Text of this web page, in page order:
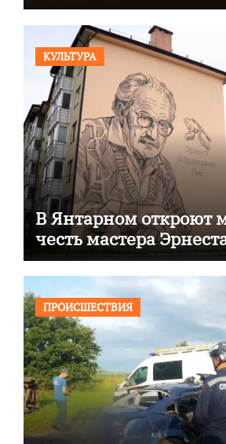
КУЛЬТУРА
В Янтарном откроют
честь мастера
ПРОИСШЕСТВИЯ